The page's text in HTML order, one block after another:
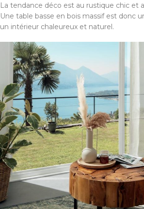
La tendance déco est au rustique chic et
Une table basse en bois massif est donc
un intérieur chaleureux et naturel.